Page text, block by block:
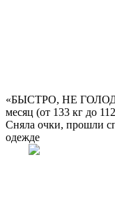
«БЫСТРО, НЕ
месяц (от 133 кг до
Сняла очки, прошли
одежде